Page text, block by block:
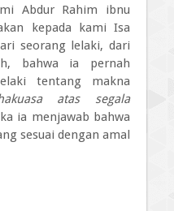
Abdur Rahim ibnu
kepada kami Isa
seorang lelaki, dari
bahwa ia pernah
tentang makna
atas segala
ia menjawab bahwa
sesuai dengan amal